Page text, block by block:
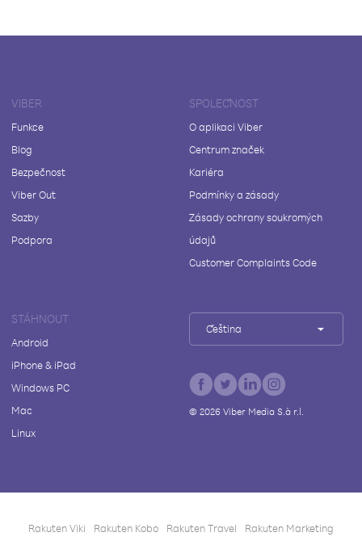
VIBER
Funkce
Blog
Bezpečnost
Viber Out
Sazby
Podpora
SPOLEČNOST
O aplikaci Viber
Centrum značek
Kariéra
Podmínky a zásady
Zásady ochrany soukromých
údajů
Customer Complaints Code
STÁHNOUT
Android
iPhone & iPad
Windows PC
Mac
Linux
Čeština
© 2026Viber Media S.à r.l.
Rakuten Viki Rakuten Kobo Rakuten Travel Rakuten Marketing